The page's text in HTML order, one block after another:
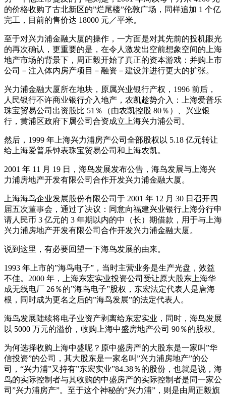
的价格收购了古北新区的”烂尾楼”伦敦广场，同样追加 1 个亿
完工，目前的售价达 18000 元／平米。
至于对兴力浦金融大厦的操作，一方面是对其先前的投机眼光
的再次确认，更重要的是，在令人激发出空前想象空间的上海
地产市场的背景下，周正毅开始了真正的资本游戏：并购上市
公司－注入体内房产项目－融资－建设并进行更大的扩张。
兴力浦金融大厦所在地块，原属兴业银行产权，1996 前后，
人民银行不许商业银行介入地产，农凯趁势介入：上海爱普乐
珠宝贸易公司出资股比 51％（由农凯控股 80％）、兴业银
行，黄浦区政府下属公司合资成立上海兴力浦公司。
然后，1999 年上海兴力浦房产公司全部股权以 5.18 亿元转让
给上海爱普乐钟表珠宝贸易公司和上海农凯。
2001 年 11 月 19 日，海鸟发展发布公告，海鸟发展与上海兴
力浦房地产开发有限公司合作开发兴力浦金融大厦。
上海海鸟企业发展股份有限公司于 2001 年 12 月 30 日召开四
届五次董事会，通过了决议：同意向福建兴业银行上海分行申
请人民币 3 亿元的 3 年期以内的中（长）期借款，用于与上海
兴力浦房地产开发有限公司合作开发兴力浦金融大厦。
说到这里，有必要回望一下海鸟发展的由来。
1993 年上市的”海鸟电子”，当时主营业务是生产光盘，效益
不佳。2000 年，上海东宏实业投资公司受让原大股东上海华
成无线电厂 26％的”海鸟电子”股权，东宏法定代表人是唐海
根，同时成为更名之后的”海鸟发展”的法定代表人。
海鸟发展陆续将电子业资产剥离给东宏实业，同时，海鸟发展
以 5000 万元的溢价，收购上海中盛房地产公司 90％的股权。
为何选择收购上海中盛呢？原中盛房产的大股东是一家叫”华
信投资”的公司，其大股东是一家名叫”兴力浦房地产”的公
司，“兴力浦”又持有”东宏实业”84.38％的股份，也就是说，海
鸟的实际控制者与其收购的中盛房产的实际控制者是同一家公
司”兴力浦房产”。至于这个神秘的”兴力浦”，则是由周正毅旗